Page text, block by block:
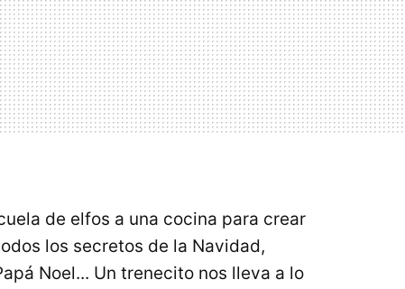
de elfos a una cocina para crear
los secretos de la Navidad,
Noel... Un trenecito nos lleva a lo